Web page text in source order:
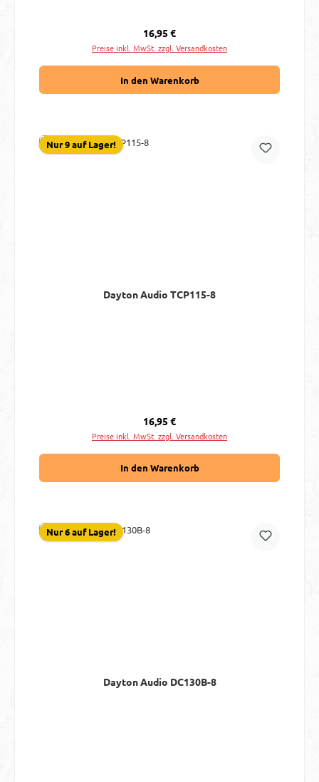
Regulärer Preis:
16,95 €
Preise inkl. MwSt. zzgl. Versandkosten
In den Warenkorb
Nur 9 auf Lager!
Dayton Audio TCP115-8
Regulärer Preis:
16,95 €
Preise inkl. MwSt. zzgl. Versandkosten
In den Warenkorb
Nur 6 auf Lager!
Dayton Audio DC130B-8